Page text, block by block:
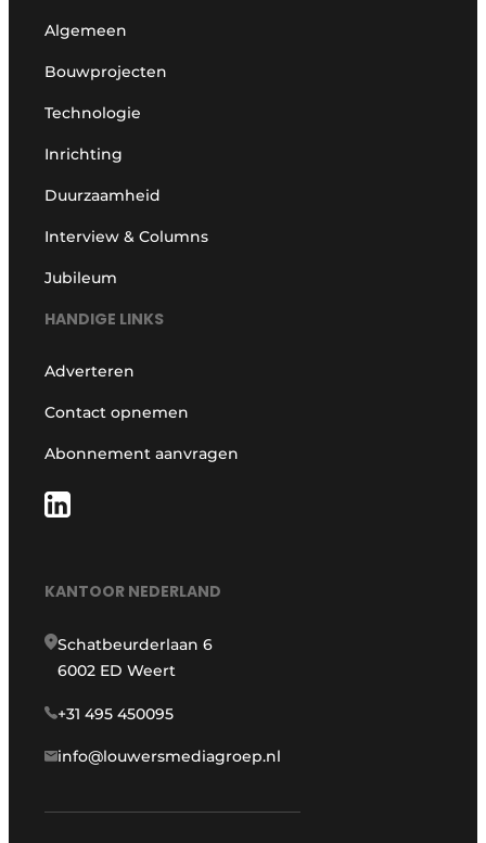
Algemeen
Bouwprojecten
Technologie
Inrichting
Duurzaamheid
Interview & Columns
Jubileum
HANDIGE LINKS
Adverteren
Contact opnemen
Abonnement aanvragen
KANTOOR NEDERLAND
Schatbeurderlaan 6
6002 ED Weert
+31 495 450095
info@louwersmediagroep.nl